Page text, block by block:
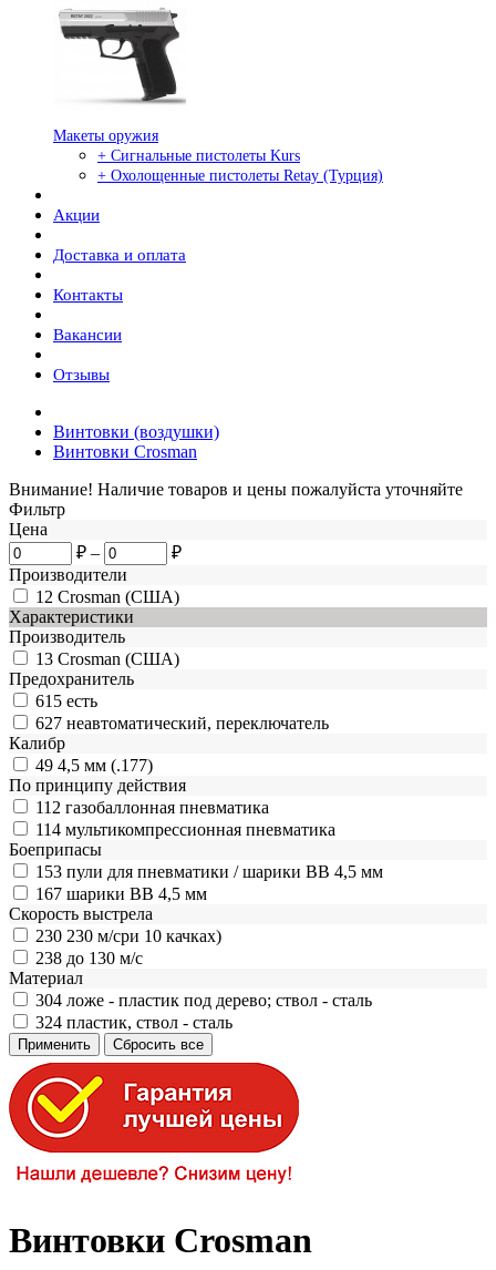
Макеты оружия
+ Сигнальные пистолеты Kurs
+ Охолощенные пистолеты Retay (Турция)
Акции
Доставка и оплата
Контакты
Вакансии
Отзывы
Винтовки (воздушки)
Винтовки Crosman
Внимание! Наличие товаров и цены пожалуйста уточняйте
Фильтр
Цена
₽ –
₽
Производители
12 Crosman (США)
Характеристики
Производитель
13 Crosman (США)
Предохранитель
615 есть
627 неавтоматический, переключатель
Калибр
49 4,5 мм (.177)
По принципу действия
112 газобаллонная пневматика
114 мультикомпрессионная пневматика
Боеприпасы
153 пули для пневматики / шарики BB 4,5 мм
167 шарики BB 4,5 мм
Скорость выстрела
230 230 м/сри 10 качках)
238 до 130 м/с
Материал
304 ложе - пластик под дерево; ствол - сталь
324 пластик, ствол - сталь
Винтовки Crosman